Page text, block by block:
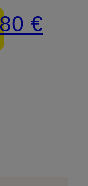
80 €